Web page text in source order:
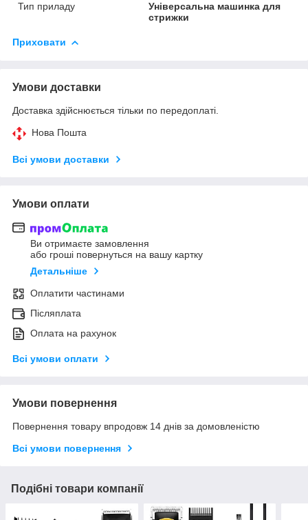
Тип приладу
Універсальна машинка для
стрижки
Приховати
Умови доставки
Доставка здійснюється тільки по передоплаті.
Нова Пошта
Всі умови доставки
Умови оплати
Ви отримаєте замовлення
або гроші повернуться на вашу картку
Детальніше
Оплатити частинами
Післяплата
Оплата на рахунок
Всі умови оплати
Умови повернення
Повернення товару впродовж 14 днів за домовленістю
Всі умови повернення
Подібні товари компанії